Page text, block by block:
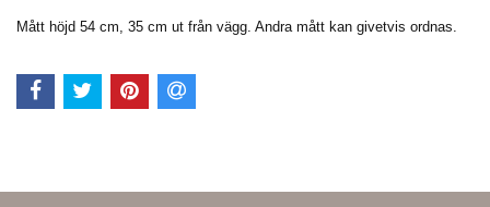
Mått höjd 54 cm, 35 cm ut från vägg. Andra mått kan givetvis ordnas.